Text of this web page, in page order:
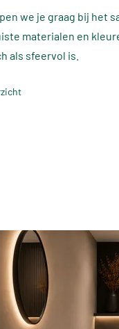
we je graag bij het
materialen en
als sfeervol is.